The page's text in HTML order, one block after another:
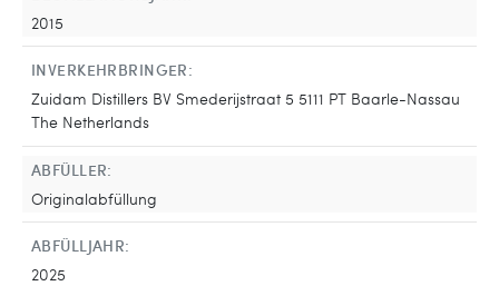
2015
INVERKEHRBRINGER:
Zuidam Distillers BV Smederijstraat 5 5111 PT Baarle-Nassau
The Netherlands
ABFÜLLER:
Originalabfüllung
ABFÜLLJAHR:
2025